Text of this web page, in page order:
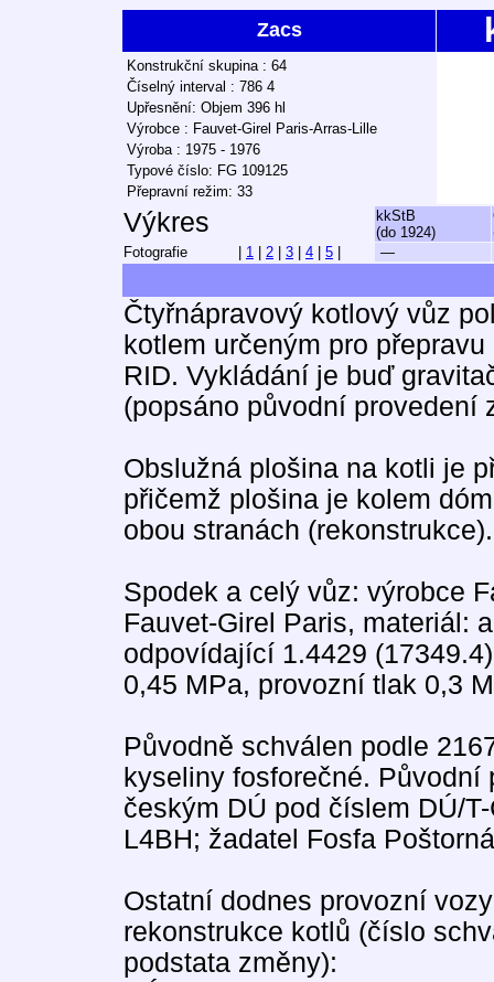
Zacs
Konstrukční skupina : 64
Číselný interval : 786 4
Upřesnění: Objem 396 hl
Výrobce : Fauvet-Girel Paris-Arras-Lille
Výroba : 1975 - 1976
Typové číslo: FG 109125
Přepravní režim: 33
Výkres
kkStB
(do 1924)
Fotografie
1 2 3 4 5 —
Čtyřnápravový kotlový vůz
kotlem určeným pro
RID. Vykládání je buď
(popsáno původní provedení
Obslužná plošina na kotli je
přičemž plošina je kolem
obou stranách (rekonstrukce).
Spodek a celý vůz: výrobce
Fauvet-Girel Paris, materiál:
odpovídající 1.4429
0,45 MPa, provozní tlak 0,3
Původně schválen podle
kyseliny fosforečné.
českým DÚ pod číslem DÚ/
L4BH; žadatel Fosfa
Ostatní dodnes provozní
rekonstrukce kotlů (číslo
podstata změny):